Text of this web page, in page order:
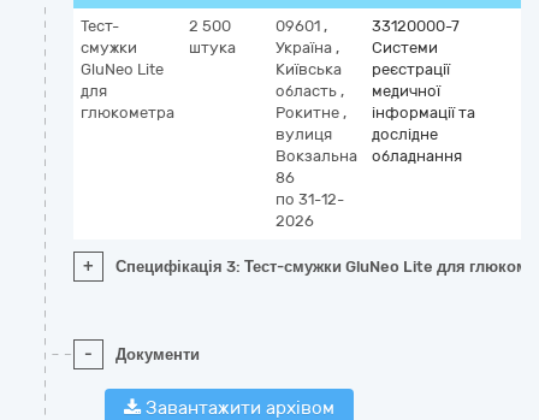
Тест-
смужки
GluNeo Lite
для
глюкометра
2 500
штука
09601 ,
Україна ,
Київська
область ,
Рокитне ,
вулиця
Вокзальна
86
по 31-12-
2026
33120000-7
Системи
реєстрації
медичної
інформації та
дослідне
обладнання
+ Специфікація 3: Тест-смужки GluNeo Lite для
- Документи
Завантажити архівом